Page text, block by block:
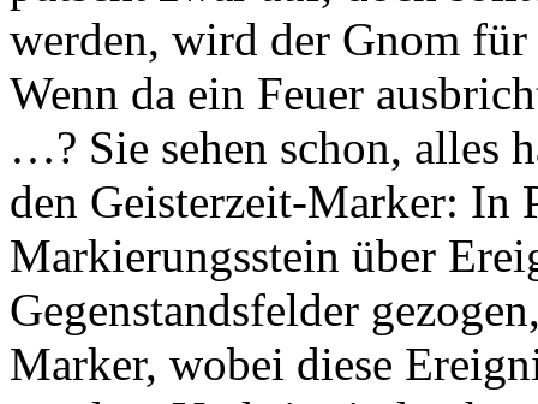
werden, wird der Gnom
Wenn da ein Feuer
…? Sie sehen schon, alles
den Geisterzeit-Marker: In
Markierungsstein über
Gegenstandsfelder
Marker, wobei diese